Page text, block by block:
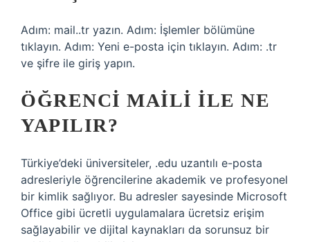
Adım: mail..tr yazın. Adım: İşlemler bölümüne
tıklayın. Adım: Yeni e-posta için tıklayın. Adım: .tr
ve şifre ile giriş yapın.
ÖĞRENCI MAILI ILE NE
YAPILIR?
Türkiye’deki üniversiteler, .edu uzantılı e-posta
adresleriyle öğrencilerine akademik ve profesyonel
bir kimlik sağlıyor. Bu adresler sayesinde Microsoft
Office gibi ücretli uygulamalara ücretsiz erişim
sağlayabilir ve dijital kaynakları da sorunsuz bir